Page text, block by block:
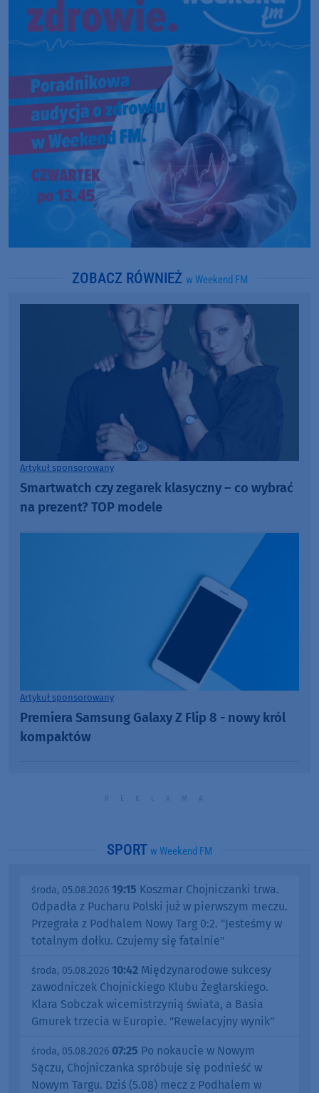
ZOBACZ RÓWNIEŻ w Weekend FM
Artykuł sponsorowany
Smartwatch czy zegarek klasyczny – co wybrać
na prezent? TOP modele
Artykuł sponsorowany
Premiera Samsung Galaxy Z Flip 8 - nowy król
kompaktów
SPORT w Weekend FM
środa, 05.08.2026 19:15 Koszmar Chojniczanki trwa.
Odpadła z Pucharu Polski już w pierwszym meczu.
Przegrała z Podhalem Nowy Targ 0:2. "Jesteśmy w
totalnym dołku. Czujemy się fatalnie"
środa, 05.08.2026 10:42 Międzynarodowe sukcesy
zawodniczek Chojnickiego Klubu Żeglarskiego.
Klara Sobczak wicemistrzynią świata, a Basia
Gmurek trzecia w Europie. "Rewelacyjny wynik"
środa, 05.08.2026 07:25 Po nokaucie w Nowym
Sączu, Chojniczanka spróbuje się podnieść w
Nowym Targu. Dziś (5.08) mecz z Podhalem w